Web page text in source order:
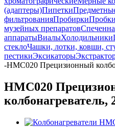
(адаптеры)Пипетки
фильтрованияПробирки
музейных препаратов
аппаратыВиалыХолодильники
стеклоЧашки, лотки, ковши,
пестикиЭксикаторы
-HMC020 Прецизионный
HMC020
колбонагреватель,